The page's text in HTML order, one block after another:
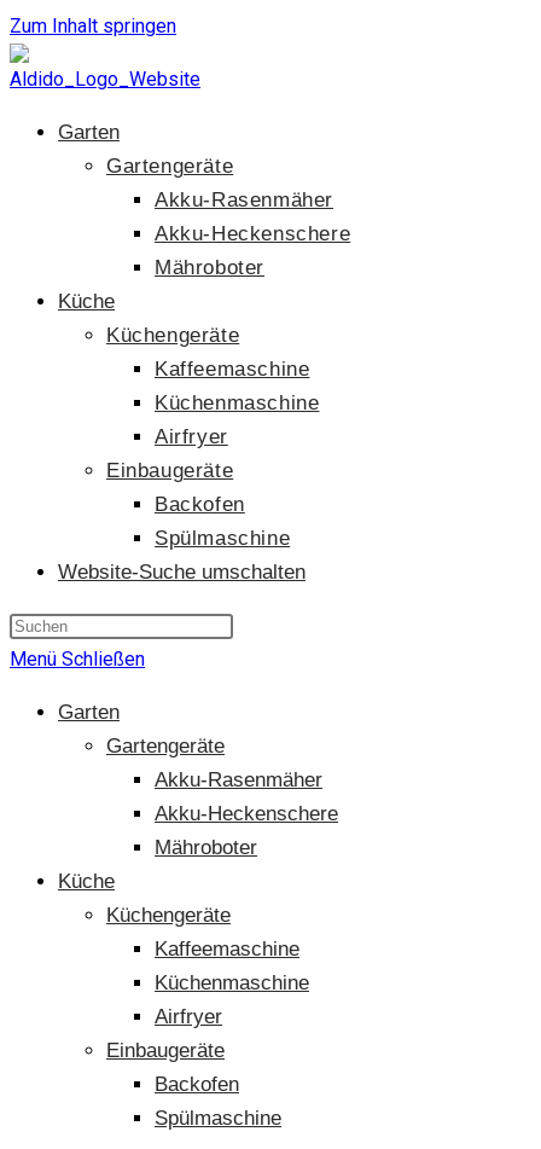
Zum Inhalt springen
Garten
Gartengeräte
Akku-Rasenmäher
Akku-Heckenschere
Mähroboter
Küche
Küchengeräte
Kaffeemaschine
Küchenmaschine
Airfryer
Einbaugeräte
Backofen
Spülmaschine
Website-Suche umschalten
Menü Schließen
Garten
Gartengeräte
Akku-Rasenmäher
Akku-Heckenschere
Mähroboter
Küche
Küchengeräte
Kaffeemaschine
Küchenmaschine
Airfryer
Einbaugeräte
Backofen
Spülmaschine